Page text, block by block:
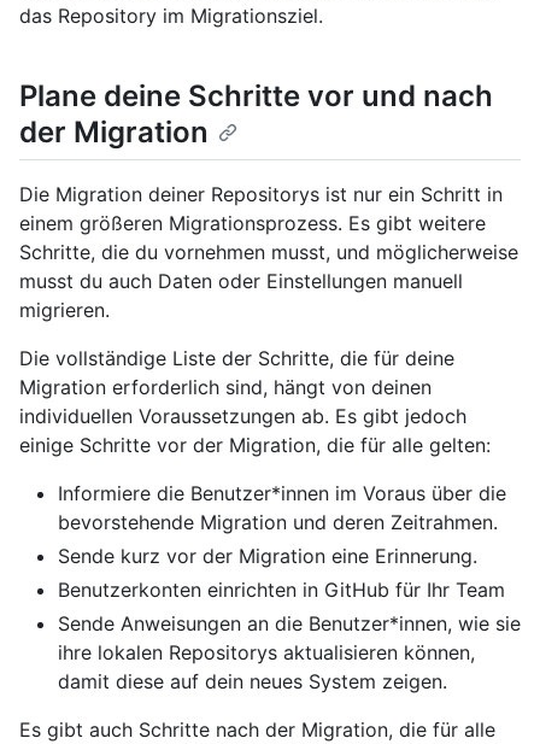
das Repository im Migrationsziel.
Plane deine Schritte vor und nach
der Migration
Die Migration deiner Repositorys ist nur ein Schritt in
einem größeren Migrationsprozess. Es gibt weitere
Schritte, die du vornehmen musst, und möglicherweise
musst du auch Daten oder Einstellungen manuell
migrieren.
Die vollständige Liste der Schritte, die für deine
Migration erforderlich sind, hängt von deinen
individuellen Voraussetzungen ab. Es gibt jedoch
einige Schritte vor der Migration, die für alle gelten:
Informiere die Benutzer*innen im Voraus über die
bevorstehende Migration und deren Zeitrahmen.
Sende kurz vor der Migration eine Erinnerung.
Benutzerkonten einrichten in GitHub für Ihr Team
Sende Anweisungen an die Benutzer*innen, wie sie
ihre lokalen Repositorys aktualisieren können,
damit diese auf dein neues System zeigen.
Es gibt auch Schritte nach der Migration, die für alle